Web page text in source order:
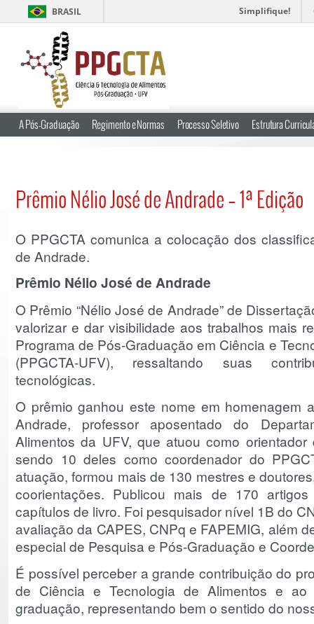
BRASIL Simplifique!
A Pós-Graduação Regimento e Normas Processo Seletivo Estrutura
Prêmio Nélio José de Andrade – 1ª Edição
O PPGCTA comunica a colocação dos
de Andrade.
Prêmio Nélio José de Andrade
O Prêmio “Nélio José de Andrade” de
valorizar e dar visibilidade aos trabalhos mais
Programa de Pós-Graduação em Ciência e
(PPGCTA-UFV), ressaltando suas
tecnológicas.
O prêmio ganhou este nome em homenagem
Andrade, professor aposentado do
Alimentos da UFV, que atuou como
sendo 10 deles como coordenador do
atuação, formou mais de 130 mestres e
coorientações. Publicou mais de 170
capítulos de livro. Foi pesquisador nível 1B do
avaliação da CAPES, CNPq e FAPEMIG, além
especial de Pesquisa e Pós-Graduação e
É possível perceber a grande contribuição do
de Ciência e Tecnologia de Alimentos e
graduação, representando bem o sentido do